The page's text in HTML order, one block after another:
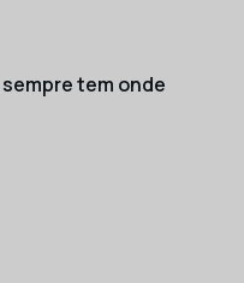
tem onde